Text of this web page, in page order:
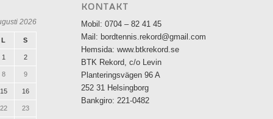
2026
L S
1 2
8 9
15 16
22 23
KONTAKT
Mobil: 0704 – 82 41 45
Mail: bordtennis.rekord@gmail.com
Hemsida: www.btkrekord.se
BTK Rekord, c/o Levin
Planteringsvägen 96 A
252 31 Helsingborg
Bankgiro: 221-0482